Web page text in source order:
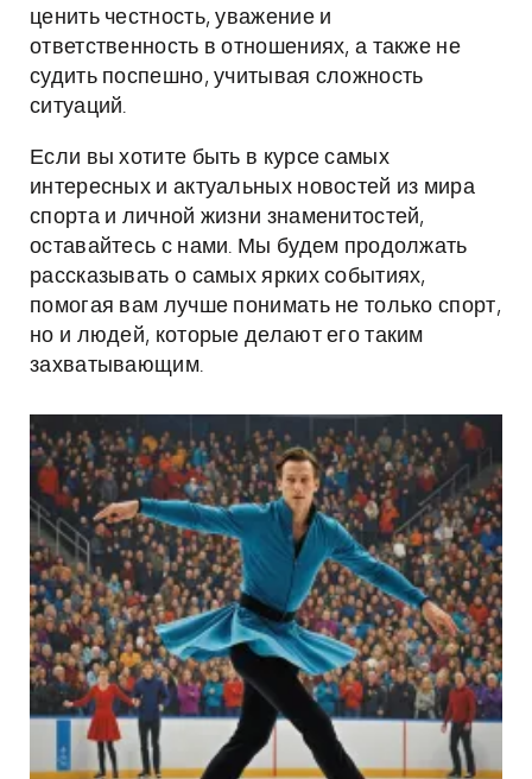
ценить честность, уважение и
ответственность в отношениях, а также не
судить поспешно, учитывая сложность
ситуаций.
Если вы хотите быть в курсе самых
интересных и актуальных новостей из мира
спорта и личной жизни знаменитостей,
оставайтесь с нами. Мы будем продолжать
рассказывать о самых ярких событиях,
помогая вам лучше понимать не только спорт,
но и людей, которые делают его таким
захватывающим.